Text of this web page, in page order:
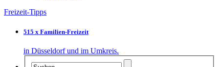
Freizeit-Tipps
515 x Familien-Freizeit
in Düsseldorf und im Umkreis.